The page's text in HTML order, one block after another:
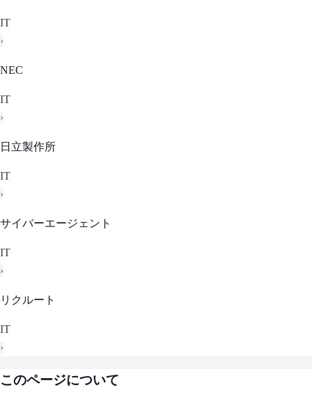
IT
›
NEC
IT
›
日立製作所
IT
›
サイバーエージェント
IT
›
リクルート
IT
›
このページについて